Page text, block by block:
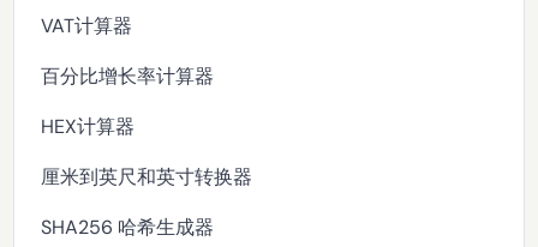
VAT计算器
百分比增长率计算器
HEX计算器
厘米到英尺和英寸转换器
SHA256 哈希生成器